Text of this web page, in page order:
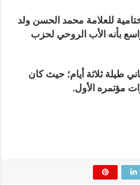
للعلامة محمد الحسن ولد
بأنه الأب الروحي لحزب
طيلة ثلاثة أيام؛ حيث كان
مؤتمره الأول.